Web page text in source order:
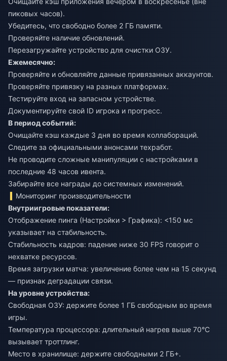
пиковых часов).
Убедитесь, что свободно более 2 ГБ памяти.
Проверяйте наличие обновлений.
Перезагружайте устройство для очистки ОЗУ.
Ежемесячно:
Проверяйте и обновляйте данные привязанных аккаунтов.
Проверяйте привязку на разных платформах.
Тестируйте вход на запасном устройстве.
Документируйте свой ID игрока и прогресс.
В период событий:
Очищайте кэш каждые 3 дня во время коллабораций.
Следите за официальными анонсами техработ.
Не проводите сложные манипуляции с настройками в
последние 48 часов ивента.
Забирайте все награды до системных изменений.
Мониторинг производительности
Внутриигровые показатели:
Отображение пинга (Настройки > Графика): <150 мс
указывает на стабильность.
Стабильность кадров: падение ниже 30 FPS говорит о
нехватке ресурсов.
Время загрузки матча: увеличение более чем на 15 секунд
— признак деградации связи.
На уровне устройства:
Свободная ОЗУ: держите более 1 ГБ свободным во время
игры.
Температура процессора: длительный нагрев выше 70°C
вызывает троттлинг.
Место в хранилище: держите свободными 2 ГБ+.